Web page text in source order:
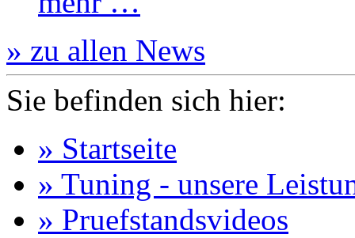
» zu allen News
Sie befinden sich hier:
» Startseite
» Tuning - unsere
» Pruefstandsvideos